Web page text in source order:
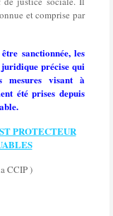
et comprise par
sanctionnée, les
précise qui
mesures visant à
été prises depuis
PROTECTEUR
CCIP )